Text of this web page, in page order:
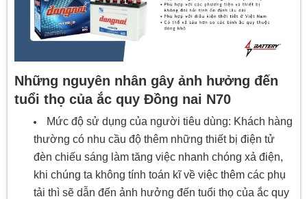
Những nguyên nhân gây ảnh hưởng đến
tuổi thọ của ắc quy Đồng nai N70
Mức độ sử dụng của người tiêu dùng: Khách hàng
thường có nhu cầu độ thêm những thiết bị điện tử
đèn chiếu sáng làm tăng việc nhanh chóng xả điện,
khi chúng ta không tính toán kĩ về việc thêm các phụ
tải thì sẽ dẫn đến ảnh hưởng đến tuổi thọ của ắc quy